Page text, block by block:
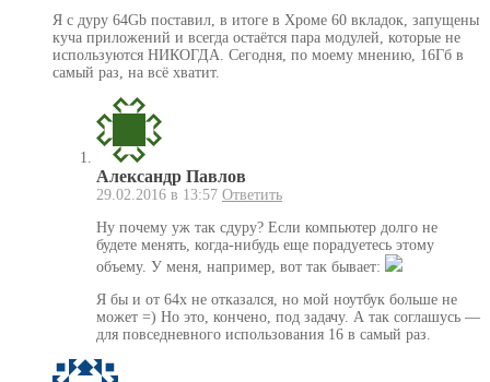
Я с дуру 64Gb поставил, в итоге в Хроме 60 вкладок, запущены
куча приложений и всегда остаётся пара модулей, которые не
используются НИКОГДА. Сегодня, по моему мнению, 16Гб в
самый раз, на всё хватит.
Александр Павлов
29.02.2016 в 13:57 Ответить
Ну почему уж так сдуру? Если компьютер долго не
будете менять, когда-нибудь еще порадуетесь этому
объему. У меня, например, вот так бывает:
Я бы и от 64х не отказался, но мой ноутбук больше не
может =) Но это, кончено, под задачу. А так соглашусь —
для повседневного использования 16 в самый раз.